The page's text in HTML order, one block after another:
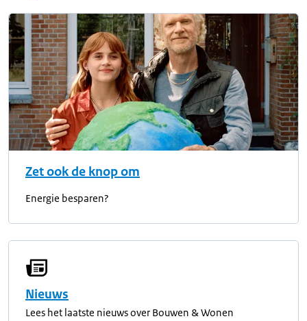
Zet ook de knop om
Energie besparen?
Nieuws
Lees het laatste nieuws over Bouwen & Wonen